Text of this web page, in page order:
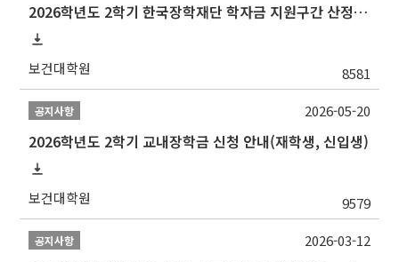
2026학년도 2학기 한국장학재단 학자금 지원구간 산정 신청 안내
보건대학원 8581
공지사항
2026학년도 2학기 교내장학금 신청 안내(재학생, 신입생)
보건대학원 9579
2026-05-20
공지사항 2026-03-12